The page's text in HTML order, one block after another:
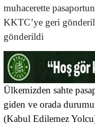
muhacerette
KKTC’ye geri
gönderildi
Ülkemizden sahte
giden ve orada
(Kabul Edilemez